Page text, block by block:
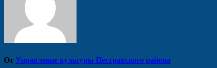
От Управление культуры Пестравского района